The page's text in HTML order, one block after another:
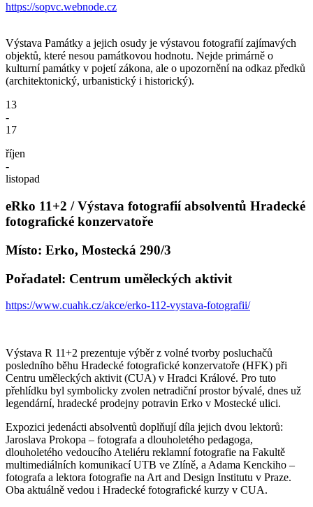
https://sopvc.webnode.cz
Výstava Památky a jejich osudy je výstavou fotografií zajímavých
objektů, které nesou památkovou hodnotu. Nejde primárně o
kulturní památky v pojetí zákona, ale o upozornění na odkaz předků
(architektonický, urbanistický i historický).
13
-
17
říjen
-
listopad
eRko 11+2 / Výstava fotografií absolventů Hradecké
fotografické konzervatoře
Místo: Erko, Mostecká 290/3
Pořadatel: Centrum uměleckých aktivit
https://www.cuahk.cz/akce/erko-112-vystava-fotografii/
Výstava R 11+2 prezentuje výběr z volné tvorby posluchačů
posledního běhu Hradecké fotografické konzervatoře (HFK) při
Centru uměleckých aktivit (CUA) v Hradci Králové. Pro tuto
přehlídku byl symbolicky zvolen netradiční prostor bývalé, dnes už
legendární, hradecké prodejny potravin Erko v Mostecké ulici.
Expozici jedenácti absolventů doplňují díla jejich dvou lektorů:
Jaroslava Prokopa – fotografa a dlouholetého pedagoga,
dlouholetého vedoucího Ateliéru reklamní fotografie na Fakultě
multimediálních komunikací UTB ve Zlíně, a Adama Kenckiho –
fotografa a lektora fotografie na Art and Design Institutu v Praze.
Oba aktuálně vedou i Hradecké fotografické kurzy v CUA.